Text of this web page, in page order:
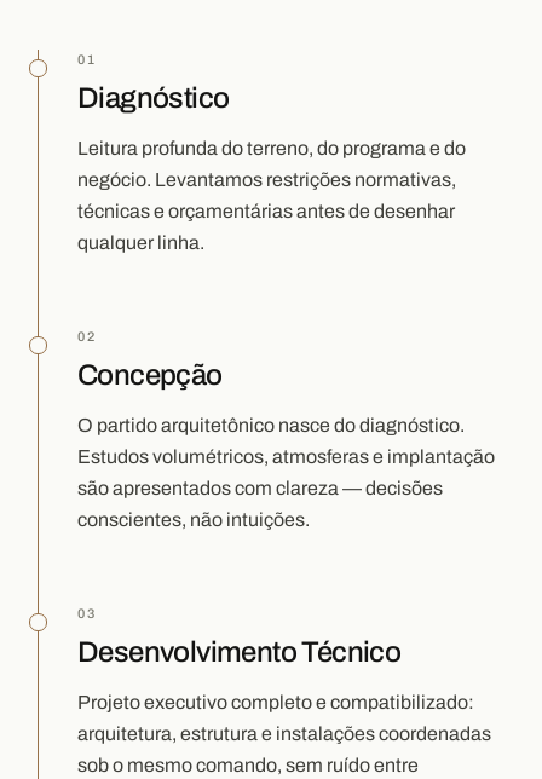
01
Diagnóstico
Leitura profunda do terreno, do programa e do
negócio. Levantamos restrições normativas,
técnicas e orçamentárias antes de desenhar
qualquer linha.
02
Concepção
O partido arquitetônico nasce do diagnóstico.
Estudos volumétricos, atmosferas e implantação
são apresentados com clareza — decisões
conscientes, não intuições.
03
Desenvolvimento Técnico
Projeto executivo completo e compatibilizado:
arquitetura, estrutura e instalações coordenadas
sob o mesmo comando, sem ruído entre